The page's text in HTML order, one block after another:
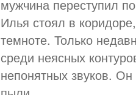
мужчина переступил
Илья стоял в
темноте. Только
среди неясных
непонятных звуков.